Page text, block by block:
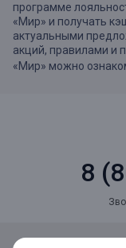
программе
«Мир» и получать
актуальными
акций, правилами и
«Мир» можно
8